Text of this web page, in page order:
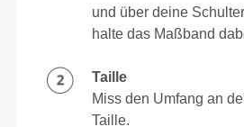
und über deine
halte das Maßband
Taille
Miss den Umfang an
Taille.